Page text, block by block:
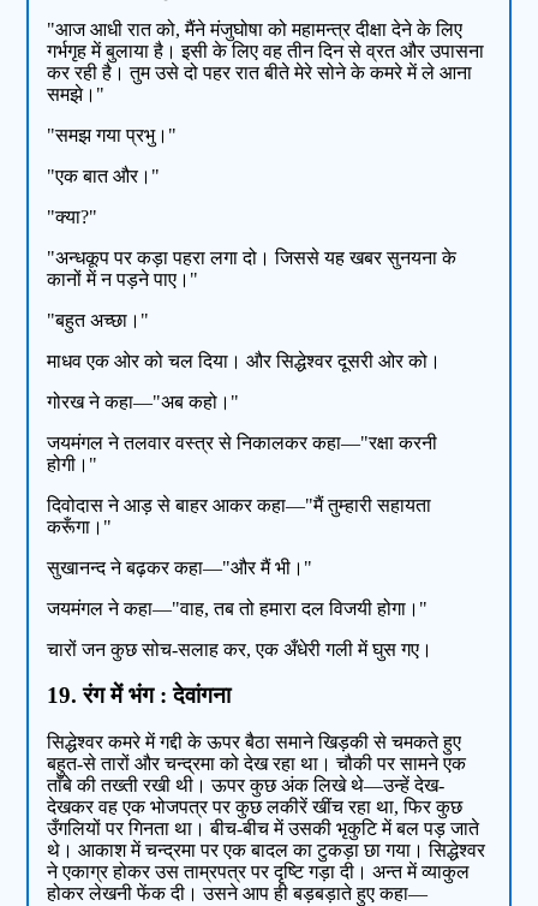
"आज आधी रात को, मैंने मंजुघोषा को महामन्त्र दीक्षा देने के लिए
गर्भगृह में बुलाया है। इसी के लिए वह तीन दिन से व्रत और उपासना
कर रही है। तुम उसे दो पहर रात बीते मेरे सोने के कमरे में ले आना
समझे।"
"समझ गया प्रभु।"
"एक बात और।"
"क्या?"
"अन्धकूप पर कड़ा पहरा लगा दो। जिससे यह खबर सुनयना के
कानों में न पड़ने पाए।"
"बहुत अच्छा।"
माधव एक ओर को चल दिया। और सिद्धेश्वर दूसरी ओर को।
गोरख ने कहा—"अब कहो।"
जयमंगल ने तलवार वस्त्र से निकालकर कहा—"रक्षा करनी
होगी।"
दिवोदास ने आड़ से बाहर आकर कहा—"मैं तुम्हारी सहायता
करूँगा।"
सुखानन्द ने बढ़कर कहा—"और मैं भी।"
जयमंगल ने कहा—"वाह, तब तो हमारा दल विजयी होगा।"
चारों जन कुछ सोच-सलाह कर, एक अँधेरी गली में घुस गए।
19. रंग में भंग : देवांगना
सिद्धेश्वर कमरे में गद्दी के ऊपर बैठा समाने खिड़की से चमकते हुए
बहुत-से तारों और चन्द्रमा को देख रहा था। चौकी पर सामने एक
ताँबे की तख्ती रखी थी। ऊपर कुछ अंक लिखे थे—उन्हें देख-
देखकर वह एक भोजपत्र पर कुछ लकीरें खींच रहा था, फिर कुछ
उँगलियों पर गिनता था। बीच-बीच में उसकी भृकुटि में बल पड़ जाते
थे। आकाश में चन्द्रमा पर एक बादल का टुकड़ा छा गया। सिद्धेश्वर
ने एकाग्र होकर उस ताम्रपत्र पर दृष्टि गड़ा दी। अन्त में व्याकुल
होकर लेखनी फेंक दी। उसने आप ही बड़बड़ाते हुए कहा—